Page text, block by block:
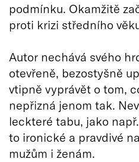
podmínku. Okamžitě
proti krizi středního
Autor nechává svého
otevřeně, bezostyšně
vtipně vyprávět o tom,
nepřizná jenom tak.
leckteré tabu, jako
to ironické a pravdivé
mužům i ženám.